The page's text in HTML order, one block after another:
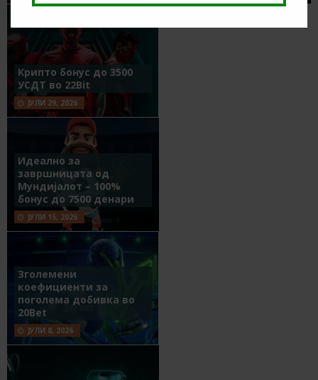
Крипто бонус до 3500
УСДТ во 22Bit
ЈУЛИ 29, 2026
Идеално за
завршницата од
Мундијалот – 100%
бонус до 7500 денари
ЈУЛИ 15, 2026
Зголемени
коефициенти за
поголема добивка во
20Bet
ЈУЛИ 8, 2026